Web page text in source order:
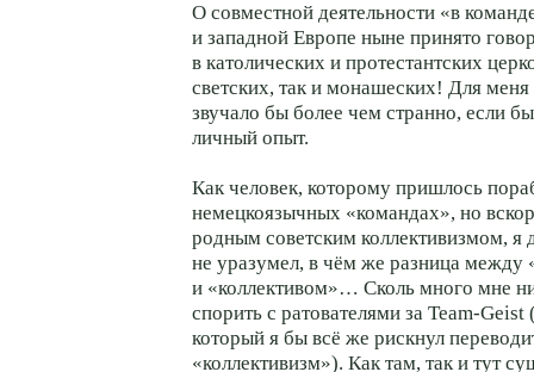
О совместной деятельности «в
и западной Европе ныне принято
в католических и протестантских
светских, так и монашеских! Для меня
звучало бы более чем странно, если
личный опыт.
Как человек, которому пришлось
немецкоязычных «командах», но
родным советским коллективизмом, я
не уразумел, в чём же разница между
и «коллективом»… Сколь много мне
спорить с ратователями за Team-Geist
который я бы всё же рискнул
«коллективизм»). Как там, так и тут